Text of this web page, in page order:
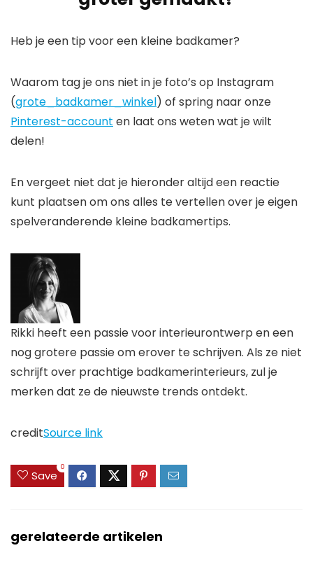
Heb je een tip voor een kleine badkamer?
Waarom tag je ons niet in je foto’s op Instagram
(grote_badkamer_winkel) of spring naar onze
Pinterest-account en laat ons weten wat je wilt
delen!
En vergeet niet dat je hieronder altijd een reactie
kunt plaatsen om ons alles te vertellen over je eigen
spelveranderende kleine badkamertips.
Rikki heeft een passie voor interieurontwerp en een
nog grotere passie om erover te schrijven. Als ze niet
schrijft over prachtige badkamerinterieurs, zul je
merken dat ze de nieuwste trends ontdekt.
creditSource link
Save
0
gerelateerde artikelen